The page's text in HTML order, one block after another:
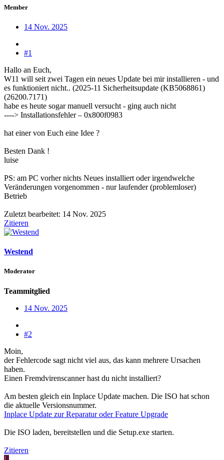
Member
14 Nov. 2025
#1
Hallo an Euch,
W11 will seit zwei Tagen ein neues Update bei mir installieren - und
es funktioniert nicht.. (2025-11 Sicherheitsupdate (KB5068861)
(26200.7171)
habe es heute sogar manuell versucht - ging auch nicht
----> Installationsfehler – 0x800f0983
hat einer von Euch eine Idee ?
Besten Dank !
luise
PS: am PC vorher nichts Neues installiert oder irgendwelche
Veränderungen vorgenommen - nur laufender (problemloser)
Betrieb
Zuletzt bearbeitet: 14 Nov. 2025
Zitieren
Westend
Moderator
Teammitglied
14 Nov. 2025
#2
Moin,
der Fehlercode sagt nicht viel aus, das kann mehrere Ursachen
haben.
Einen Fremdvirenscanner hast du nicht installiert?
Am besten gleich ein Inplace Update machen. Die ISO hat schon
die aktuelle Versionsnummer.
Inplace Update zur Reparatur oder Feature Upgrade
Die ISO laden, bereitstellen und die Setup.exe starten.
Zitieren